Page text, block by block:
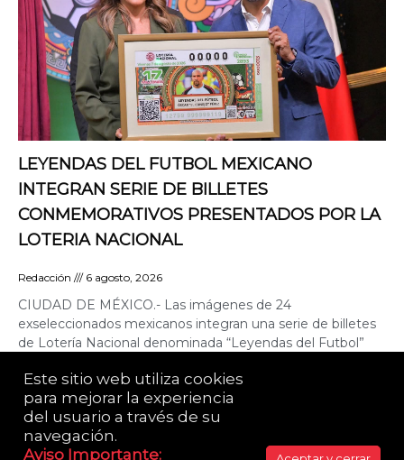
LEYENDAS DEL FUTBOL MEXICANO
INTEGRAN SERIE DE BILLETES
CONMEMORATIVOS PRESENTADOS POR LA
LOTERIA NACIONAL
Redacción 6 agosto, 2026
CIUDAD DE MÉXICO.- Las imágenes de 24
exseleccionados mexicanos integran una serie de billetes
de Lotería Nacional denominada “Leyendas del Futbol”
LA POLÍTICA ME DA RISA© es una publicación de
Yazmín Alessandrini. 2021 Todos los derechos
reservados.
Este sitio web utiliza cookies
para mejorar la experiencia
del usuario a través de su
navegación.​
Aviso Importante:​